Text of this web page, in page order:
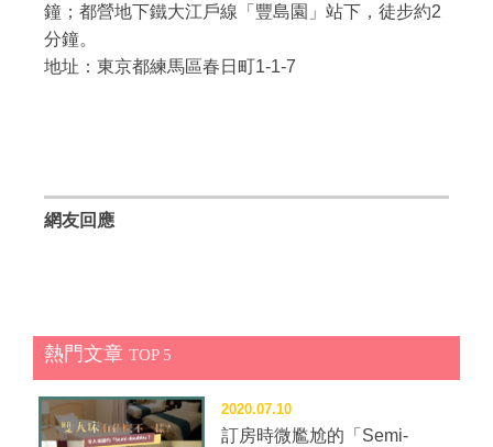
鐘；都營地下鐵大江戶線「豐島園」站下，徒步約2
分鐘。
地址：東京都練馬區春日町1-1-7
網友回應
熱門文章 TOP 5
2020.07.10
訂房時微尷尬的「Semi-